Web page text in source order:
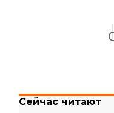
Сейчас читают